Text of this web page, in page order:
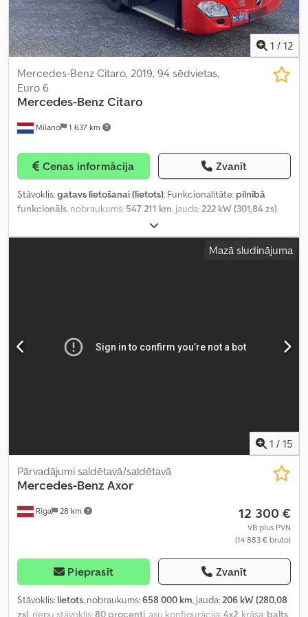
1 / 12
Milano 1 637 km
Mercedes-Benz Citaro, 2019, 94 sēdvietas,
Euro 6
Mercedes-Benz Citaro
Cenas informācija Zvanīt
Stāvoklis:gatavs lietošanai (lietots), Funkcionalitāte: pilnībā
funkcionāls, nobraukums: 547 211 km, jauda:222 kW (301,84 zs),
, degvielas veids:
sēdvietu skaits:35, stāvvietu skaits:59, pārnesuma veids:
, nākamā pārbaude (TÜV):
Mazā sludinājuma
1 / 15
Rīga 28 km
Pārvadājumi saldētavā/saldētavā
Mercedes-Benz Axor
12 300 €
VB plus PVN
(14 883 € bruto)
Pieprasīt Zvanīt
Stāvoklis: lietots, nobraukums:658 000 km, jauda:206 kW (280,08